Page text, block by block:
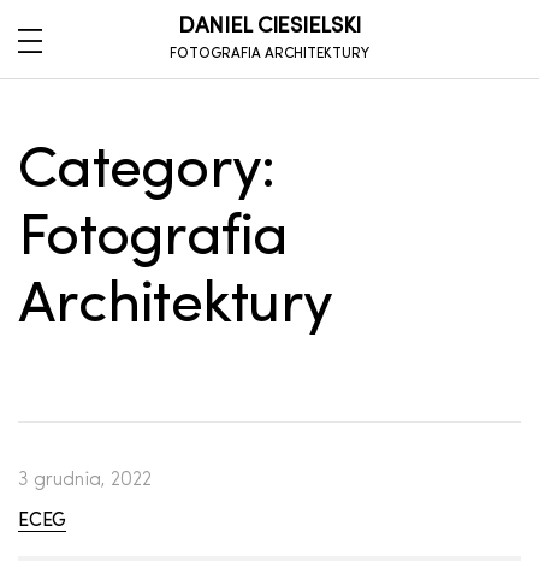
DANIEL CIESIELSKI
FOTOGRAFIA ARCHITEKTURY
Category:
Fotografia
Architektury
3 grudnia, 2022
ECEG